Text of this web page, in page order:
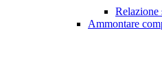
Relazione
Ammontare